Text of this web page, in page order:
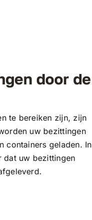
door de
te bereiken zijn, zijn
uw bezittingen
containers geladen. In
dat uw bezittingen